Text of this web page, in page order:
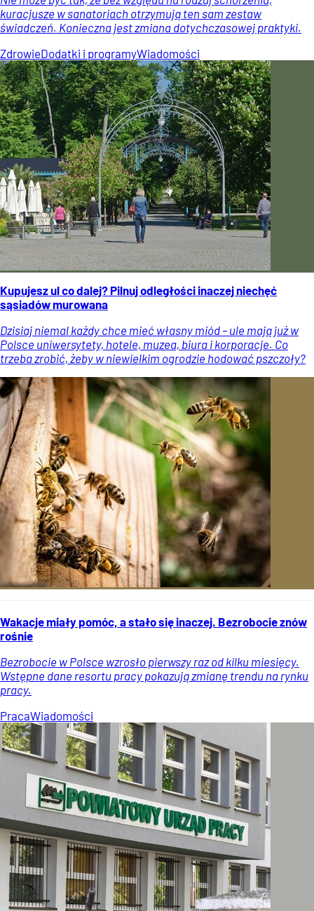
kuracjusze w sanatoriach otrzymują ten sam zestaw
świadczeń. Konieczna jest zmiana dotychczasowej praktyki.
ZdrowieDodatki i programyWiadomości
Kupujesz ul co dalej? Pilnuj odległości inaczej niechęć
sąsiadów murowana
Dzisiaj niemal każdy chce mieć własny miód – ule mają już w
Polsce uniwersytety, hotele, muzea, biura i korporacje. Co
trzeba zrobić, żeby w niewielkim ogrodzie hodować pszczoły?
Wakacje miały pomóc, a stało się inaczej. Bezrobocie znów
rośnie
Bezrobocie w Polsce wzrosło pierwszy raz od kilku miesięcy.
Wstępne dane resortu pracy pokazują zmianę trendu na rynku
pracy.
PracaWiadomości